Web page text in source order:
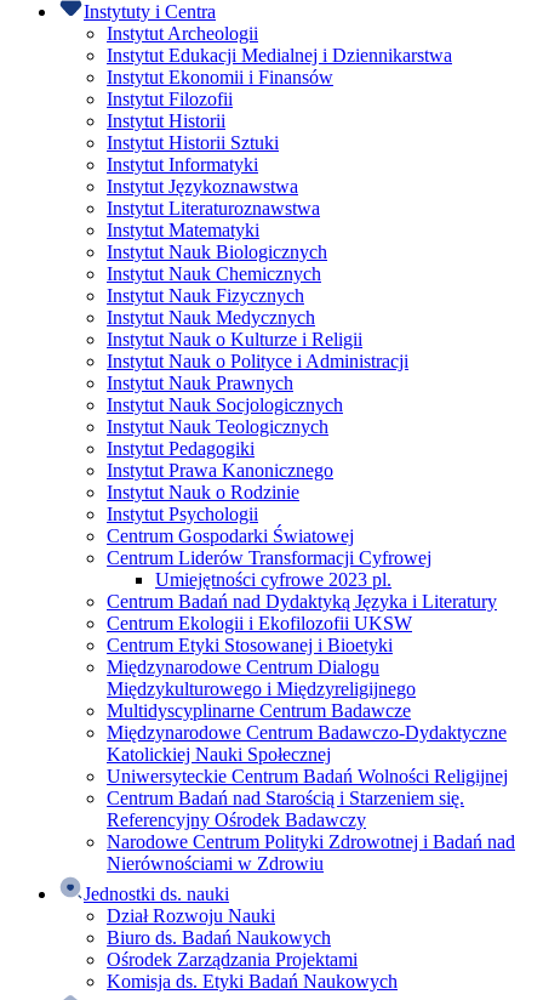
Instytuty i Centra
Instytut Archeologii
Instytut Edukacji Medialnej i Dziennikarstwa
Instytut Ekonomii i Finansów
Instytut Filozofii
Instytut Historii
Instytut Historii Sztuki
Instytut Informatyki
Instytut Językoznawstwa
Instytut Literaturoznawstwa
Instytut Matematyki
Instytut Nauk Biologicznych
Instytut Nauk Chemicznych
Instytut Nauk Fizycznych
Instytut Nauk Medycznych
Instytut Nauk o Kulturze i Religii
Instytut Nauk o Polityce i Administracji
Instytut Nauk Prawnych
Instytut Nauk Socjologicznych
Instytut Nauk Teologicznych
Instytut Pedagogiki
Instytut Prawa Kanonicznego
Instytut Nauk o Rodzinie
Instytut Psychologii
Centrum Gospodarki Światowej
Centrum Liderów Transformacji Cyfrowej
Umiejętności cyfrowe 2023 pl.
Centrum Badań nad Dydaktyką Języka i Literatury
Centrum Ekologii i Ekofilozofii UKSW
Centrum Etyki Stosowanej i Bioetyki
Międzynarodowe Centrum Dialogu
Międzykulturowego i Międzyreligijnego
Multidyscyplinarne Centrum Badawcze
Międzynarodowe Centrum Badawczo-Dydaktyczne
Katolickiej Nauki Społecznej
Uniwersyteckie Centrum Badań Wolności Religijnej
Centrum Badań nad Starością i Starzeniem się.
Referencyjny Ośrodek Badawczy
Narodowe Centrum Polityki Zdrowotnej i Badań nad
Nierównościami w Zdrowiu
Jednostki ds. nauki
Dział Rozwoju Nauki
Biuro ds. Badań Naukowych
Ośrodek Zarządzania Projektami
Komisja ds. Etyki Badań Naukowych